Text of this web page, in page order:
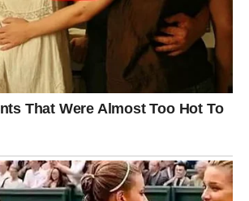
C– jača imunitet i pomaže u borbi
djelovanje– štiti stanice od štetnih
– zahvaljujući prirodnim kiselinama i